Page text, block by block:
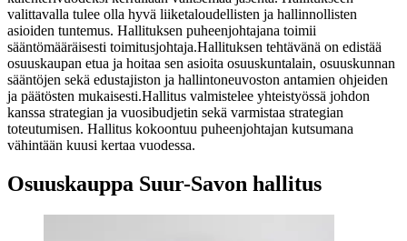
valittavalla tulee olla hyvä liiketaloudellisten ja hallinnollisten
asioiden tuntemus. Hallituksen puheenjohtajana toimii
sääntömääräisesti toimitusjohtaja.Hallituksen tehtävänä on edistää
osuuskaupan etua ja hoitaa sen asioita osuuskuntalain, osuuskunnan
sääntöjen sekä edustajiston ja hallintoneuvoston antamien ohjeiden
ja päätösten mukaisesti.Hallitus valmistelee yhteistyössä johdon
kanssa strategian ja vuosibudjetin sekä varmistaa strategian
toteutumisen. Hallitus kokoontuu puheenjohtajan kutsumana
vähintään kuusi kertaa vuodessa.
Osuuskauppa Suur-Savon hallitus